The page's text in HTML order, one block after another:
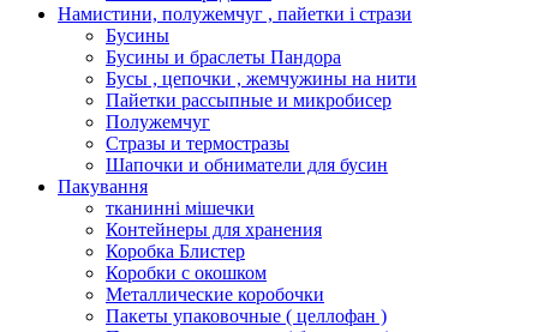
Намистини, полужемчуг , пайетки і стрази
Бусины
Бусины и браслеты Пандора
Бусы , цепочки , жемчужины на нити
Пайетки рассыпные и микробисер
Полужемчуг
Стразы и термостразы
Шапочки и обниматели для бусин
Пакування
тканинні мішечки
Контейнеры для хранения
Коробка Блистер
Коробки с окошком
Металлические коробочки
Пакеты упаковочные ( целлофан )